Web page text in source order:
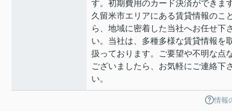
す。初期費用のカード決済ができます
久留米市エリアにある賃貸情報のこ
ら、地域に密着した当社へお任せ下さ
い。当社は、多種多様な賃貸情報を
扱っております。ご要望や不明な点
ございましたら、お気軽にご連絡下さ
い。
情報